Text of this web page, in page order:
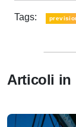
Tags:
Articoli in